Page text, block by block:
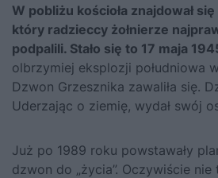
W pobliżu kościoła znajdował się
który radzieccy żołnierze
podpalili. Stało się to 17 maja
olbrzymiej eksplozji południowa
Dzwon Grzesznika zawaliła się.
Uderzając o ziemię, wydał swój
Już po 1989 roku powstawały
dzwon do „życia”. Oczywiście